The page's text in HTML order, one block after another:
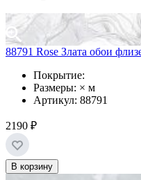
88791 Rose Злата обои
Покрытие:
Размеры: × м
Артикул: 88791
2190 ₽
В корзину